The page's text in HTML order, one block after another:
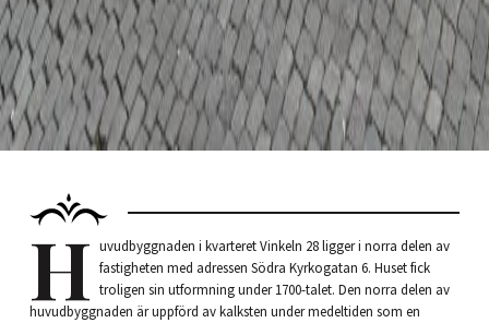
H uvudbyggnaden i kvarteret Vinkeln 28 ligger i norra delen av
fastigheten med adressen Södra Kyrkogatan 6. Huset fick
troligen sin utformning under 1700-talet. Den norra delen av
huvudbyggnaden är uppförd av kalksten under medeltiden som en